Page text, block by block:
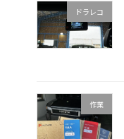
ドラレコ
作業